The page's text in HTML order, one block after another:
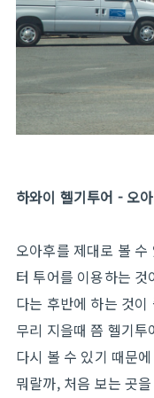
하와이 헬기투어 - 오
오아후를 제대로 볼
터 투어를 이용하는
다는 후반에 하는 것
무리 지을때 쯤 헬기
다시 볼 수 있기 때문
뭐랄까, 처음 보는 곳